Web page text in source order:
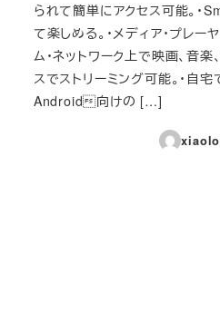
られて簡単にアクセス可能。・
て楽しめる。・メディア・プレ
ム・ネットワーク上で映画、音
スでストリーミング可能。・自
Android向けの […]